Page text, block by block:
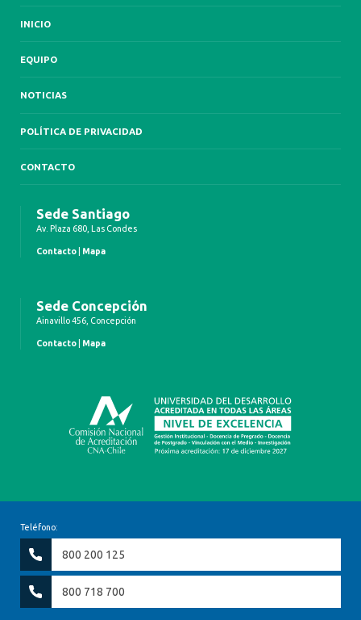
INICIO
EQUIPO
NOTICIAS
POLÍTICA DE PRIVACIDAD
CONTACTO
Sede Santiago
Av. Plaza 680, Las Condes
Contacto Mapa
Sede Concepción
Ainavillo 456, Concepción
Contacto Mapa
Teléfono:
800 200 125
800 718 700